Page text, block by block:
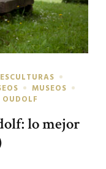
MUSEOS
lo mejor